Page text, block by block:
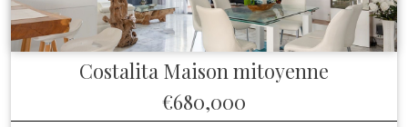
Costalita Maison mitoyenne
€680,000